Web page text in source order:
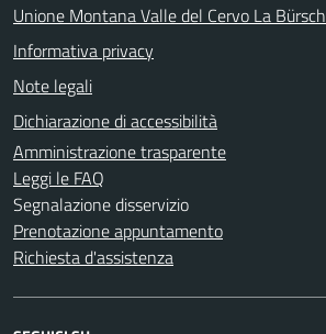
Unione Montana Valle del Cervo La Bürsch
Informativa privacy
Note legali
Dichiarazione di accessibilità
Amministrazione trasparente
Leggi le FAQ
Segnalazione disservizio
Prenotazione appuntamento
Richiesta d'assistenza